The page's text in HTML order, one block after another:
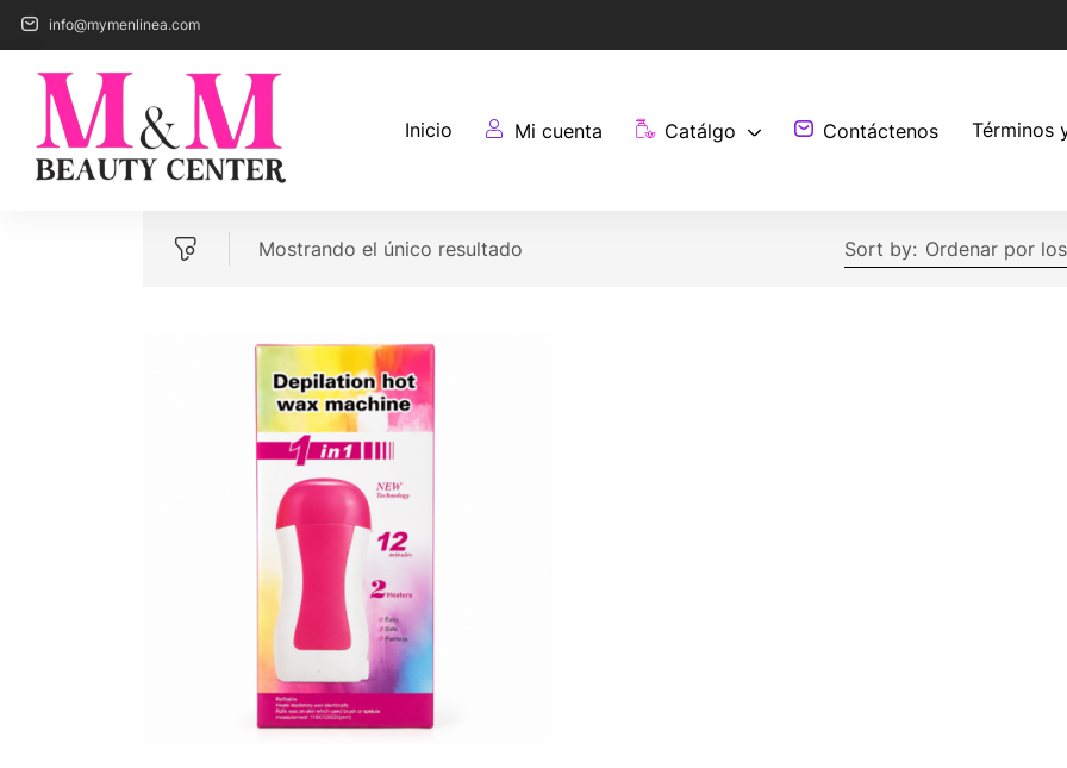
info@mymenlinea.com
Inicio Mi cuenta Catálgo Contáctenos Términos
Mostrando el único resultado Sort by: Ordenar por